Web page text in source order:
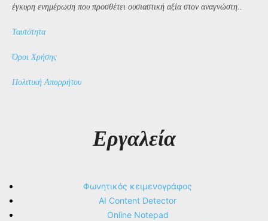
έγκυρη ενημέρωση που προσθέτει ουσιαστική αξία στον αναγνώστη..
Ταυτότητα
Όροι Χρήσης
Πολιτική Απορρήτου
Εργαλεία
Φωνητικός κειμενογράφος
AI Content Detector
Online Notepad